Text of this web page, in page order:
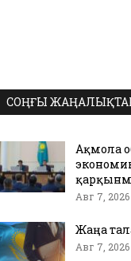
СОҢҒЫ
Ақмола
Авг 7, 2026
Жаңа
Авг 7, 2026